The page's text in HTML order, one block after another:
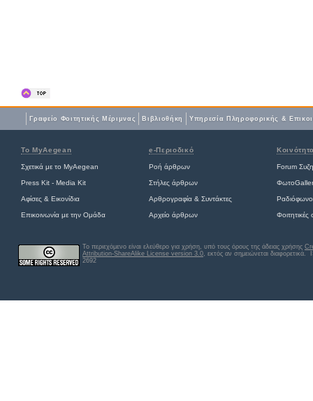
Γραφείο Φοιτητικής Μέριμνας Βιβλιοθήκη Yπηρεσία Πληροφορικής &
Το MyAegean e-Περιοδικό
Σχετικά με το MyAegean Ροή άρθρων Forum
Press Kit - Media Kit Στήλες άρθρων
Αφίσες & Εικονίδια Αρθρογραφία & Συντάκτες Ραδιόφωνο
Επικοινωνία με την Ομάδα Αρχείο άρθρων
Το περιεχόμενο είναι ελεύθερο για χρήση, υπό τους όρους της άδειας χρήσης
Attribution-ShareAlike License version 3.0, εκτός αν σημειώνεται διαφορετικά.
2692